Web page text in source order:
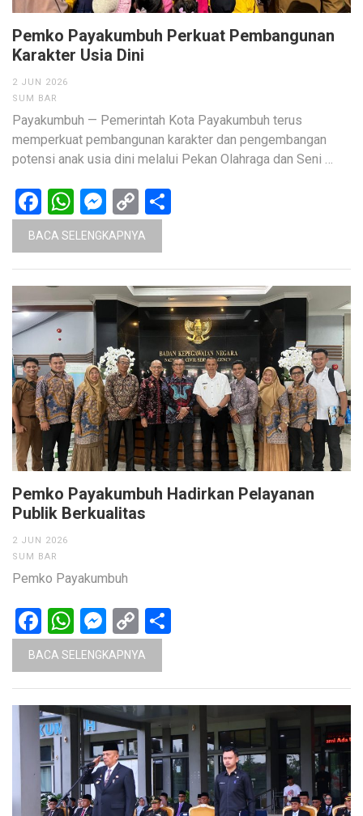
Pemko Payakumbuh Perkuat Pembangunan
Karakter Usia Dini
2 JUN 2026
SUM BAR
Payakumbuh — Pemerintah Kota Payakumbuh terus
memperkuat pembangunan karakter dan pengembangan
potensi anak usia dini melalui Pekan Olahraga dan Seni …
Facebook
WhatsApp
Messenger
Copy
Link
BACA SELENGKAPNYA
Pemko Payakumbuh Hadirkan Pelayanan
Publik Berkualitas
2 JUN 2026
SUM BAR
Pemko Payakumbuh
Facebook
WhatsApp
Messenger
Copy
Link
BACA SELENGKAPNYA